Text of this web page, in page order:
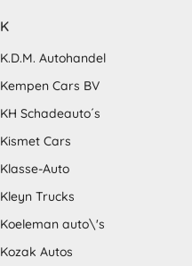
K
K.D.M. Autohandel
Kempen Cars BV
KH Schadeauto´s
Kismet Cars
Klasse-Auto
Kleyn Trucks
Koeleman auto\'s
Kozak Autos